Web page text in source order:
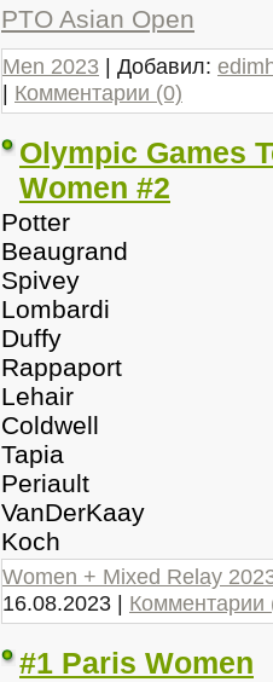
PTO Asian Open
Men 2023 | Добавил:
| Комментарии (0)
Olympic Games
Women #2
Potter
Beaugrand
Spivey
Lombardi
Duffy
Rappaport
Lehair
Coldwell
Tapia
Periault
VanDerKaay
Koch
Women + Mixed Relay
16.08.2023 | Комментарии
#1 Paris Women